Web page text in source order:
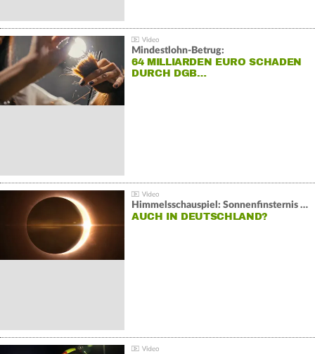
Mindestlohn-Betrug:
64 MILLIARDEN EURO SCHADEN
DURCH DGB…
Himmelsschauspiel: Sonnenfinsternis über Spanien
AUCH IN DEUTSCHLAND?